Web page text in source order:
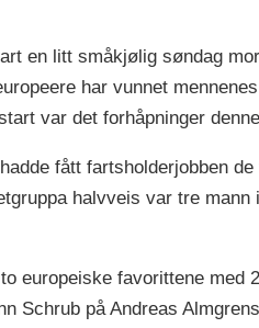
en litt småkjølig søndag
har vunnet
var det forhåpninger
fått fartsholderjobben
halvveis var tre
europeiske favorittene med
Schrub på Andreas